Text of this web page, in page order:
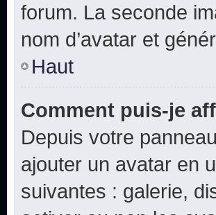
forum. La seconde
nom d’avatar et
Haut
Comment puis-je
Depuis votre
ajouter un avatar en
suivantes : galerie,